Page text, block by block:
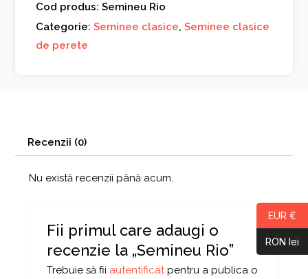
Cod produs: Semineu Rio
Categorie:Seminee clasice,Seminee clasice
de perete
Recenzii (0)
Nu există recenzii până acum.
Fii primul care adaugi o
recenzie la „Semineu Rio”
Trebuie să fii autentificatpentru a publica o
EUR €
RON lei